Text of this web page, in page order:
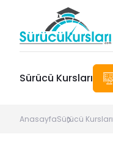
Sürücü Kursları
AnasayfaSürücü Kursları